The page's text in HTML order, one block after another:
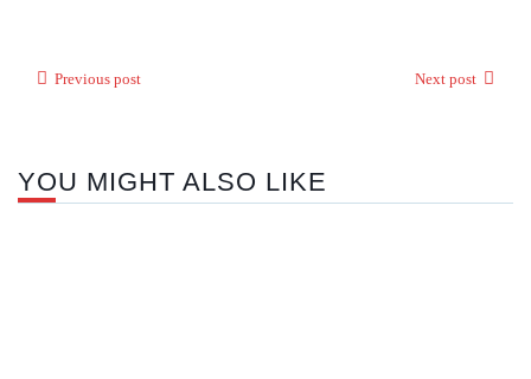
Previous post Next post
YOU MIGHT ALSO LIKE